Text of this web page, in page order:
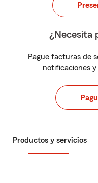
¿Necesita
Pague facturas de
notificaciones
Productos y servicios